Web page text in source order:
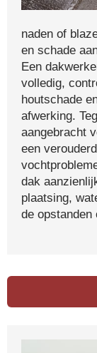
naden of
en schade
Een
volledig,
houtschade
afwerking.
aangebracht
een
dak
plaatsing,
de opstanden